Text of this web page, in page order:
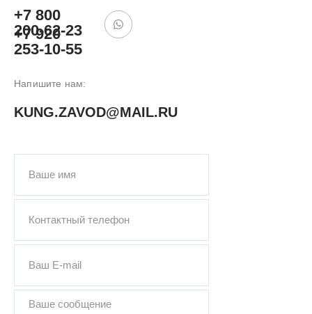
+7 800
200-62-23
+7 920
253-10-55
Напишите нам:
KUNG.ZAVOD@MAIL.RU
ПОДОБРАТЬ
КУНГ